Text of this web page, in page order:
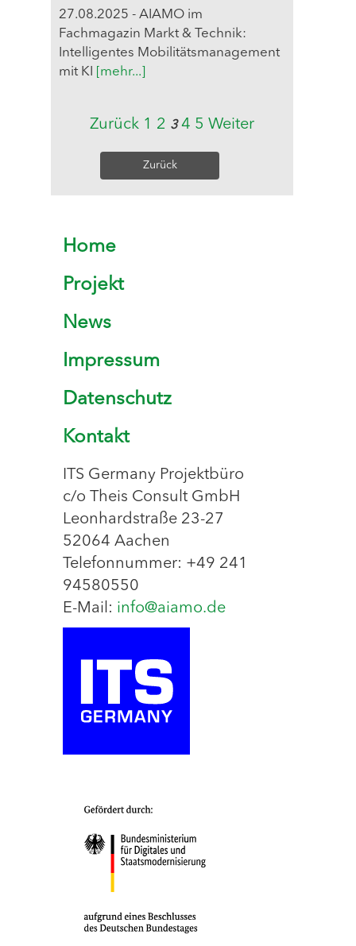
27.08.2025 - AIAMO im
Fachmagazin Markt & Technik:
Intelligentes Mobilitätsmanagement
mit KI
[mehr...]
Zurück 1 2 3 4 5 Weiter
Zurück
Home
Projekt
News
Impressum
Datenschutz
Kontakt
ITS Germany Projektbüro
c/o Theis Consult GmbH
Leonhardstraße 23-27
52064 Aachen
Telefonnummer: +49 241
94580550
E-Mail: info@aiamo.de